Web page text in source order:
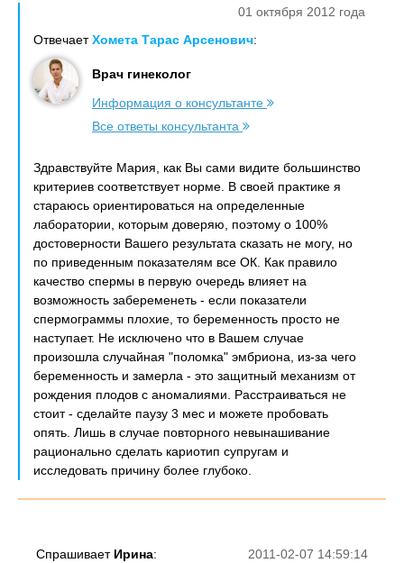
01 октября 2012 года
ОтвечаетХомета Тарас Арсенович:
Врач гинеколог
Информация о консультанте
Все ответы консультанта
Здравствуйте Мария, как Вы сами видите большинство
критериев соответствует норме. В своей практике я
стараюсь ориентироваться на определенные
лаборатории, которым доверяю, поэтому о 100%
достоверности Вашего результата сказать не могу, но
по приведенным показателям все ОК. Как правило
качество спермы в первую очередь влияет на
возможность забеременеть - если показатели
спермограммы плохие, то беременность просто не
наступает. Не исключено что в Вашем случае
произошла случайная "поломка" эмбриона, из-за чего
беременность и замерла - это защитный механизм от
рождения плодов с аномалиями. Расстраиваться не
стоит - сделайте паузу 3 мес и можете пробовать
опять. Лишь в случае повторного невынашивание
рационально сделать кариотип супругам и
исследовать причину более глубоко.
2011-02-07 14:59:14
Спрашивает Ирина: